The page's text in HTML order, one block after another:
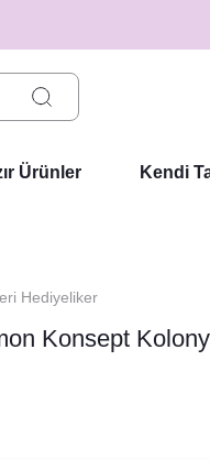
Ürünler Kendi
Hediyeliker
Konsept